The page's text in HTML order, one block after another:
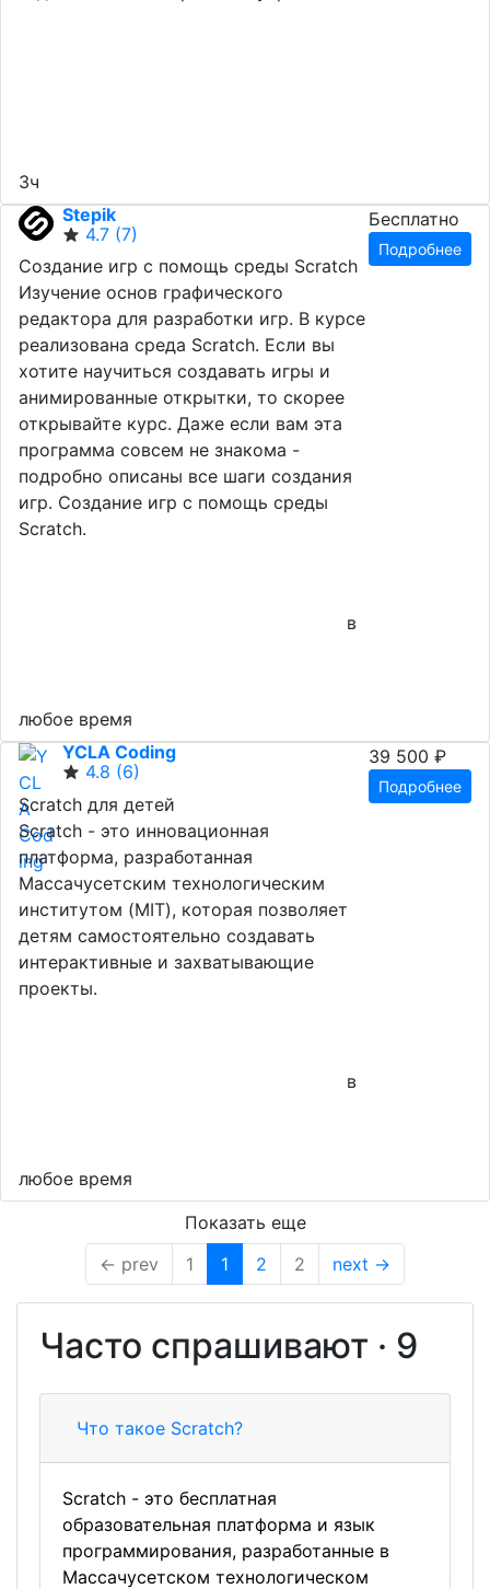
3ч
Stepik
4.7 (7)
Создание игр с помощь среды Scratch
Изучение основ графического
редактора для разработки игр. В курсе
реализована среда Scratch. Если вы
хотите научиться создавать игры и
анимированные открытки, то скорее
открывайте курс. Даже если вам эта
программа совсем не знакома -
подробно описаны все шаги создания
игр. Создание игр с помощь среды
Scratch.
в
любое время
Бесплатно
Подробнее
YCLA Coding
4.8 (6)
Scratch для детей
Scratch - это инновационная
платформа, разработанная
Массачусетским технологическим
институтом (MIT), которая позволяет
детям самостоятельно создавать
интерактивные и захватывающие
проекты.
в
любое время
39 500 ₽
Подробнее
Показать еще
← prev
1 1 2 2 next →
Часто спрашивают · 9
Что такое Scratch?
Scratch - это бесплатная
образовательная платформа и язык
программирования, разработанные в
Массачусетском технологическом